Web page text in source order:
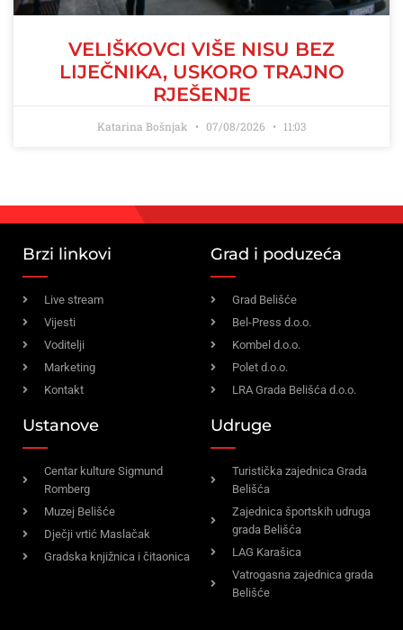
VELIŠKOVCI VIŠE NISU BEZ
LIJEČNIKA, USKORO TRAJNO
RJEŠENJE
Katarina Bošnjak 07/08/2026 11:03
Brzi linkovi
Live stream
Vijesti
Voditelji
Marketing
Kontakt
Grad i poduzeća
Grad Belišće
Bel-Press d.o.o.
Kombel d.o.o.
Polet d.o.o.
LRA Grada Belišća d.o.o.
Ustanove
Centar kulture Sigmund
Romberg
Muzej Belišće
Dječji vrtić Maslačak
Gradska knjižnica i čitaonica
Udruge
Turistička zajednica Grada
Belišća
Zajednica športskih udruga
grada Belišća
LAG Karašica
Vatrogasna zajednica grada
Belišće